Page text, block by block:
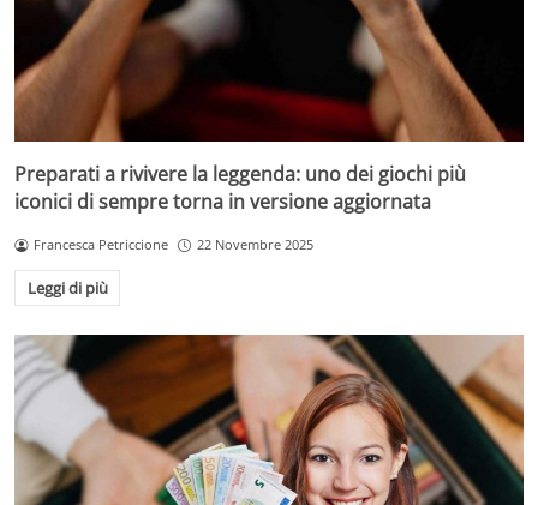
Preparati a rivivere la leggenda: uno dei giochi più
iconici di sempre torna in versione aggiornata
Francesca Petriccione 22 Novembre 2025
Leggi di più